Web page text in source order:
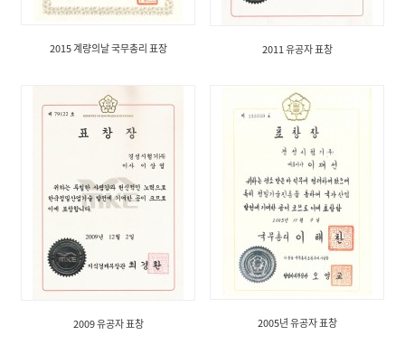
2015 계량의날 국무총리 표장 2011 유공자 표창
2009 유공자 표창 2005년 유공자 표창